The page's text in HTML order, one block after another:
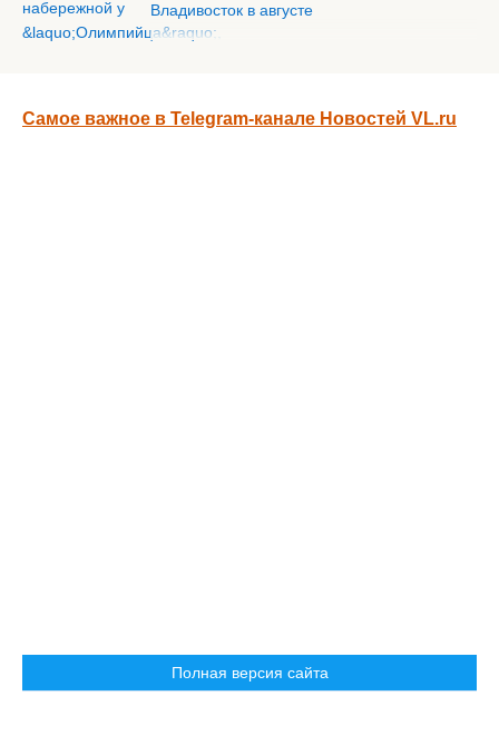
Владивосток в августе
Самое важное в Telegram-канале Новостей VL.ru
Полная версия сайта